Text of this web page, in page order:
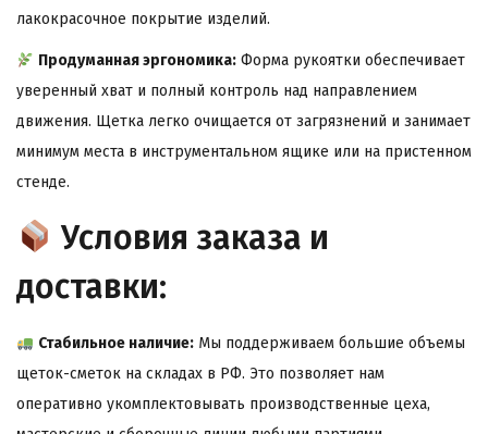
лакокрасочное покрытие изделий.
Продуманная эргономика:Форма рукоятки обеспечивает
уверенный хват и полный контроль над направлением
движения. Щетка легко очищается от загрязнений и занимает
минимум места в инструментальном ящике или на пристенном
стенде.
Условия заказа и
доставки:
Стабильное наличие:Мы поддерживаем большие объемы
щеток-сметок на складах в РФ. Это позволяет нам
оперативно укомплектовывать производственные цеха,